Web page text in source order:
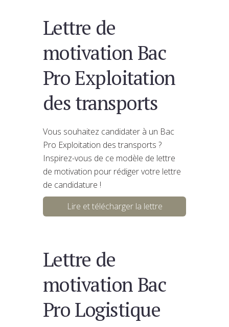
Lettre de
motivation Bac
Pro Exploitation
des transports
Vous souhaitez candidater à un Bac
Pro Exploitation des transports ?
Inspirez-vous de ce modèle de lettre
de motivation pour rédiger votre lettre
de candidature !
Lire et télécharger la lettre
Lettre de
motivation Bac
Pro Logistique